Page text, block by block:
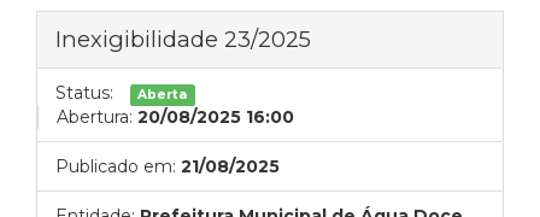
Inexigibilidade 23/2025
Status: Aberta
Abertura: 20/08/2025 16:00
Publicado em: 21/08/2025